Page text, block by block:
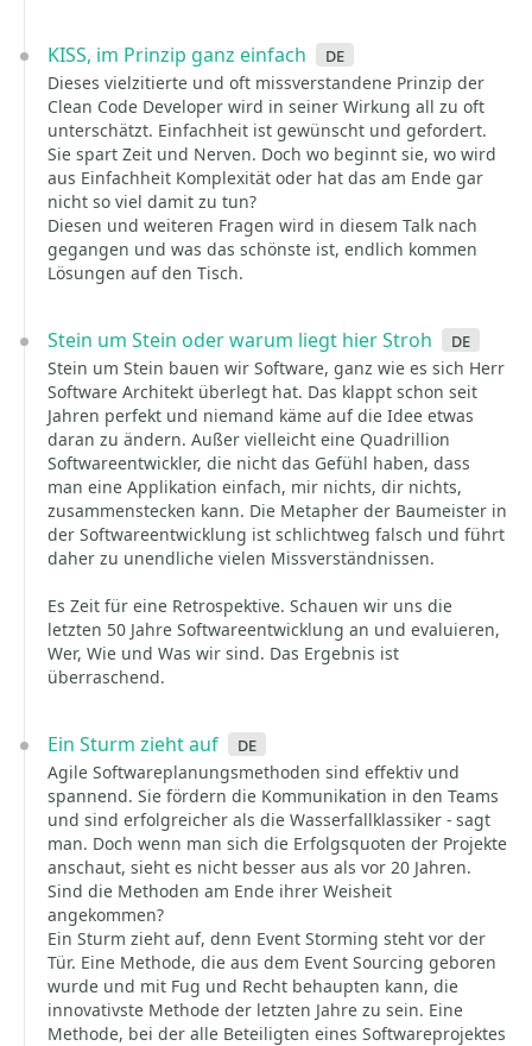
KISS, im Prinzip ganz einfach de
Dieses vielzitierte und oft missverstandene Prinzip der
Clean Code Developer wird in seiner Wirkung all zu oft
unterschätzt. Einfachheit ist gewünscht und gefordert.
Sie spart Zeit und Nerven. Doch wo beginnt sie, wo wird
aus Einfachheit Komplexität oder hat das am Ende gar
nicht so viel damit zu tun?
Diesen und weiteren Fragen wird in diesem Talk nach
gegangen und was das schönste ist, endlich kommen
Lösungen auf den Tisch.
Stein um Stein oder warum liegt hier Stroh de
Stein um Stein bauen wir Software, ganz wie es sich Herr
Software Architekt überlegt hat. Das klappt schon seit
Jahren perfekt und niemand käme auf die Idee etwas
daran zu ändern. Außer vielleicht eine Quadrillion
Softwareentwickler, die nicht das Gefühl haben, dass
man eine Applikation einfach, mir nichts, dir nichts,
zusammenstecken kann. Die Metapher der Baumeister in
der Softwareentwicklung ist schlichtweg falsch und führt
daher zu unendliche vielen Missverständnissen.
Es Zeit für eine Retrospektive. Schauen wir uns die
letzten 50 Jahre Softwareentwicklung an und evaluieren,
Wer, Wie und Was wir sind. Das Ergebnis ist
überraschend.
Ein Sturm zieht auf de
Agile Softwareplanungsmethoden sind effektiv und
spannend. Sie fördern die Kommunikation in den Teams
und sind erfolgreicher als die Wasserfallklassiker - sagt
man. Doch wenn man sich die Erfolgsquoten der Projekte
anschaut, sieht es nicht besser aus als vor 20 Jahren.
Sind die Methoden am Ende ihrer Weisheit
angekommen?
Ein Sturm zieht auf, denn Event Storming steht vor der
Tür. Eine Methode, die aus dem Event Sourcing geboren
wurde und mit Fug und Recht behaupten kann, die
innovativste Methode der letzten Jahre zu sein. Eine
Methode, bei der alle Beteiligten eines Softwareprojektes